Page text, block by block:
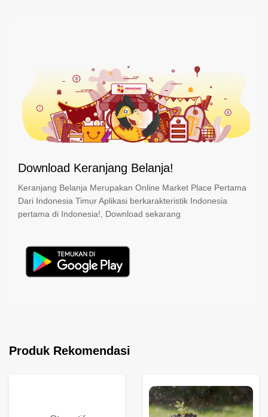
Download Keranjang Belanja!
Keranjang Belanja Merupakan Online Market Place Pertama
Dari Indonesia Timur Aplikasi berkarakteristik Indonesia
pertama di Indonesia!, Download sekarang
Produk Rekomendasi